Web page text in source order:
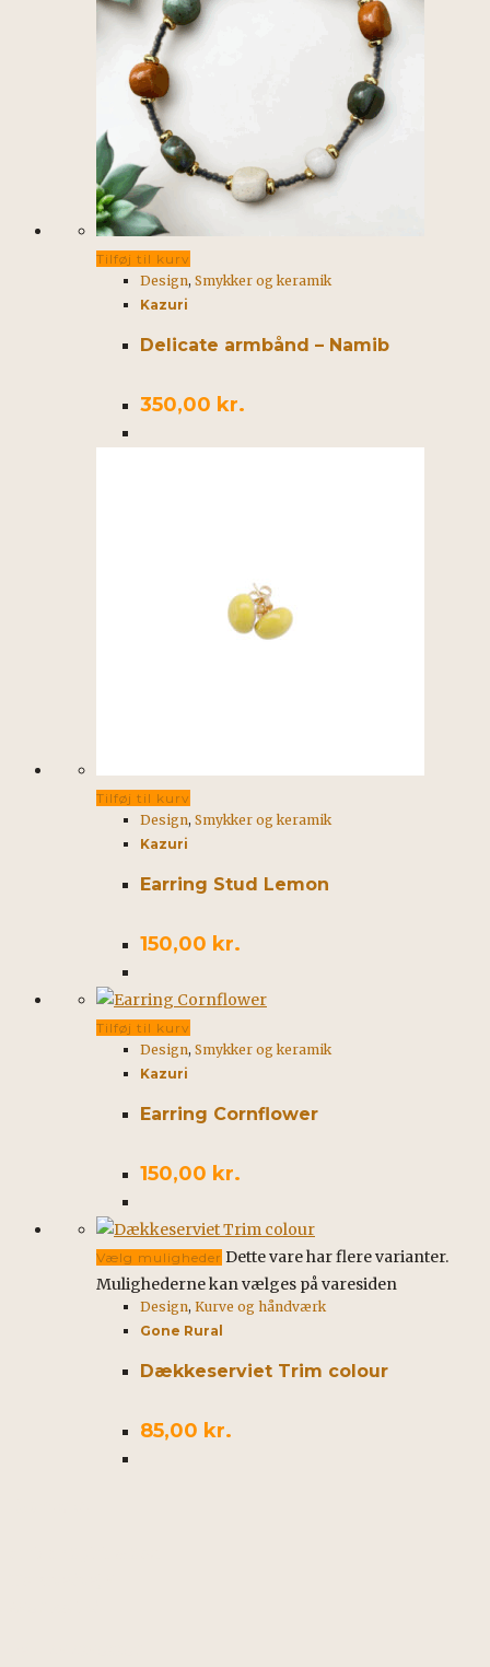
Tilføj til kurv
Design, Smykker og keramik
Kazuri
Delicate armbånd – Namib
350,00 kr.
Tilføj til kurv
Design, Smykker og keramik
Kazuri
Earring Stud Lemon
150,00 kr.
Tilføj til kurv
Design, Smykker og keramik
Kazuri
Earring Cornflower
150,00 kr.
Vælg muligheder Dette vare har flere varianter.
Mulighederne kan vælges på varesiden
Design, Kurve og håndværk
Gone Rural
Dækkeserviet Trim colour
85,00 kr.